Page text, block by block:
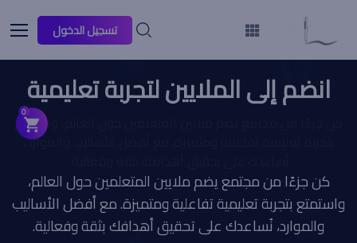
تسجيل الدخول
0
انضم إلى الملايين لتجربة تعليمية
كن جزءًا من مجتمع يضم ملايين المتعلمين حول العالم، واستمتع
بتجربة تعليمية تفاعلية ومتميزة. مع أفضل الأساليب والموارد،
كن جزءًا من مجتمع يضم ملايين المتعلمين حول العالم،
واستمتع بتجربة تعليمية تفاعلية ومتميزة. مع أفضل الأساليب
والموارد، نُساعدك على تحقيق أهدافك بثقة وفعالية.